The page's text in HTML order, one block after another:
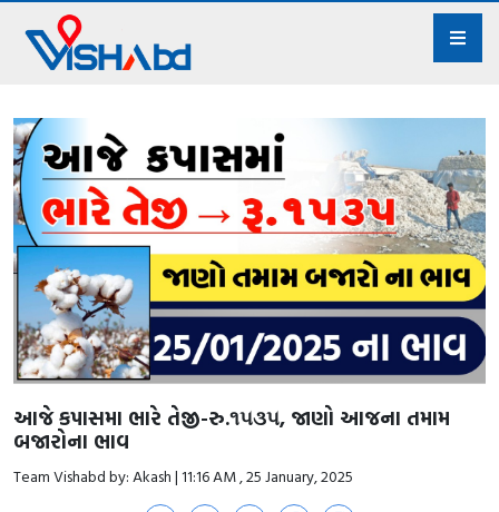
આજે કપાસમા ભારે તેજી-રુ.૧૫૩૫, જાણો આજના તમામ
બજારોના ભાવ
Team Vishabd by: Akash | 11:16 AM , 25 January, 2025